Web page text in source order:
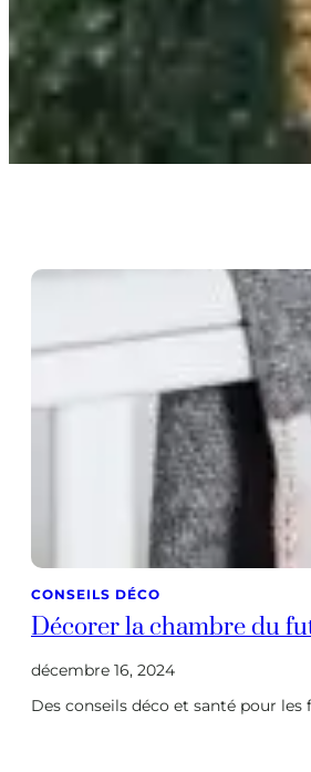
CONSEILS DÉCO
Décorer la chambre du
décembre 16, 2024
Des conseils déco et santé pour